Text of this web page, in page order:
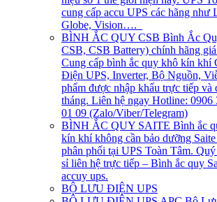
cung cấp accu UPS các hãng như
Globe, Vision….
BÌNH ẮC QUY CSB Bình Ắc
CSB, CSB Battery) chính hãng
Cung cấp bình ắc quy khô kín khí
Điện UPS, Inverter, Bộ Nguồn,
phẩm được nhập khẩu trực tiếp và
tháng. Liên hệ ngay Hotline: 0906
01 09 (Zalo/Viber/Telegram)
BÌNH ẮC QUY SAITE Bình ắc
kín khí không cần bảo dưỡng
phân phối tại UPS Toàn Tâm.
sỉ liên hệ trực tiếp – Bình ắc quy
accuy ups.
BỘ LƯU ĐIỆN UPS